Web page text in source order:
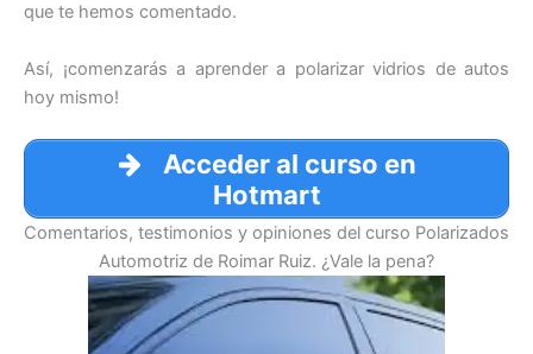
que te hemos comentado.
Así, ¡comenzarás a aprender a polarizar vidrios de autos
hoy mismo!
Acceder al curso en
Hotmart
Comentarios, testimonios y opiniones del curso Polarizados
Automotriz de Roimar Ruiz. ¿Vale la pena?